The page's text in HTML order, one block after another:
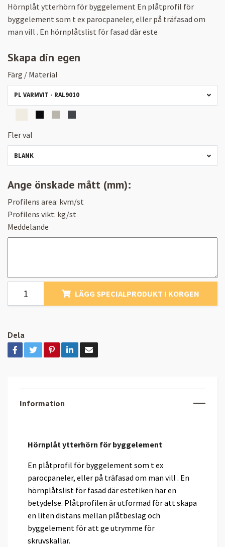
Hörnplåt ytterhörn för byggelement En plåtprofil för
byggelement som t ex parocpaneler, eller på träfasad om
man vill . En hörnplåtslist för fasad där este
Skapa din egen
Färg / Material
PL VARMVIT - RAL9010
Fler val
BLANK
Ange önskade mått (mm):
Profilens area: kvm/st
Profilens vikt: kg/st
Meddelande
LÄGG SPECIALPRODUKT I KORGEN
Dela
Information
Hörnplåt ytterhörn för byggelement
En plåtprofil för byggelement som t ex
parocpaneler, eller på träfasad om man vill . En
hörnplåtslist för fasad där estetiken har en
betydelse. Plåtprofilen är utformad för att skapa
en liten distans mellan plåtbeslag och
byggelement för att ge utrymme för
skruvskallar.